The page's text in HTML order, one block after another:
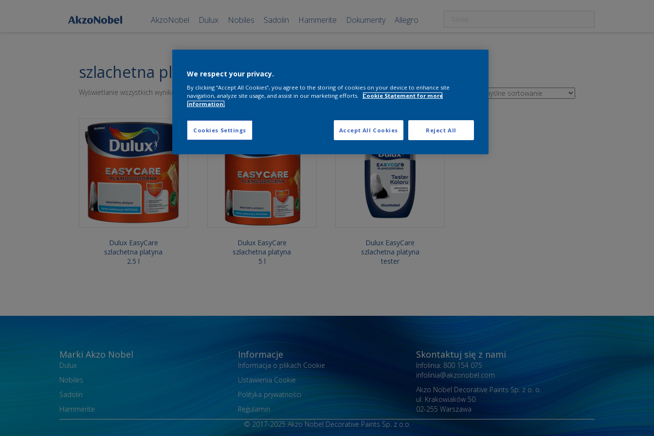
AkzoNobel Dulux Nobiles Sadolin Hammerite Dokumenty Allegro
szlachetna platyna
Wyświetlanie wszystkich wyników: 3
Dulux EasyCare
szlachetna platyna
2.5 l
Dulux EasyCare
szlachetna platyna
5 l
Dulux EasyCare
szlachetna platyna
tester
Marki Akzo Nobel
Dulux
Nobiles
Sadolin
Hammerite
Informacje
Informacja o plikach Cookie
Ustawienia Cookie
Polityka prywatności
Regulamin
Skontaktuj się z nami
Infolinia: 800 154 075
infolinia@akzonobel.com
Akzo Nobel Decorative Paints Sp. z o. o.
ul. Krakowiaków 50
02-255 Warszawa
© 2017-2025 Akzo Nobel Decorative Paints Sp. z o.o.
We respect your privacy.
By clicking “Accept All Cookies”, you agree to the storing of cookies on your device to enhance site
navigation, analyze site usage, and assist in our marketing efforts.
Cookie Statement for more
information.
Cookies Settings Reject All
Accept All Cookies